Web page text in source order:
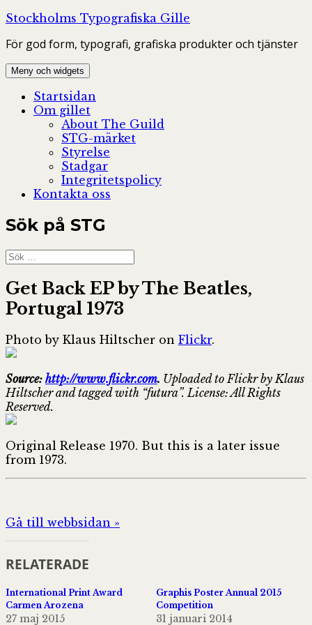
Hoppa
innehåll
Stockholms Typografiska Gille
För god form, typografi, grafiska produkter och tjänster
Meny och widgets
Startsidan
Om gillet
About The Guild
STG-märket
Styrelse
Stadgar
Integritetspolicy
Kontakta oss
Sök på STG
Sök
efter:
Get Back EP by The Beatles,
Portugal 1973
Photo by Klaus Hiltscher on Flickr.
Source: http://www.flickr.com. Uploaded to Flickr by Klaus
Hiltscher and tagged with “futura”. License: All Rights
Reserved.
Original Release 1970. But this is a later issue
from 1973.
Gå till webbsidan »
RELATERADE
International Print Award
Carmen Arozena
27 maj 2015
Graphis Poster Annual 2015
Competition
31 januari 2014